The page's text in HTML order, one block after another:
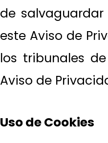
de
este Aviso de
los tribunales
Aviso de
Uso de Cookies